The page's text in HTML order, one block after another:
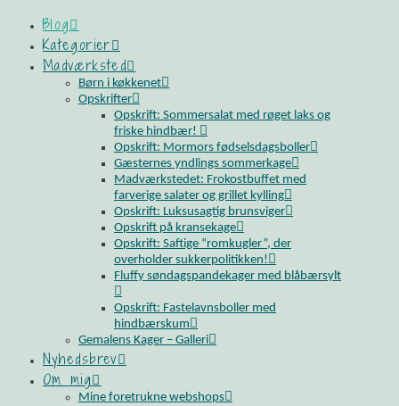
Blog
Kategorier
Madværksted
Børn i køkkenet
Opskrifter
Opskrift: Sommersalat med røget laks og
friske hindbær!
Opskrift: Mormors fødselsdagsboller
Gæsternes yndlings sommerkage
Madværkstedet: Frokostbuffet med
farverige salater og grillet kylling
Opskrift: Luksusagtig brunsviger
Opskrift på kransekage
Opskrift: Saftige “romkugler”, der
overholder sukkerpolitikken!
Fluffy søndagspandekager med blåbærsylt
Opskrift: Fastelavnsboller med
hindbærskum
Gemalens Kager – Galleri
Nyhedsbrev
Om mig
Mine foretrukne webshops